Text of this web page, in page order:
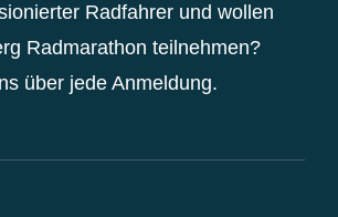
Radfahrer und wollen
Radmarathon teilnehmen?
über jede Anmeldung.